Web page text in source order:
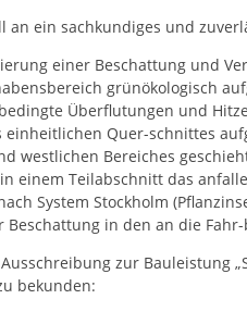
an ein sachkundiges und
einer Beschattung und
grünökologisch
Überflutungen und
Quer-schnittes
westlichen Bereiches
einem Teilabschnitt das
System Stockholm
in den an die
zur Bauleistung
bekunden: